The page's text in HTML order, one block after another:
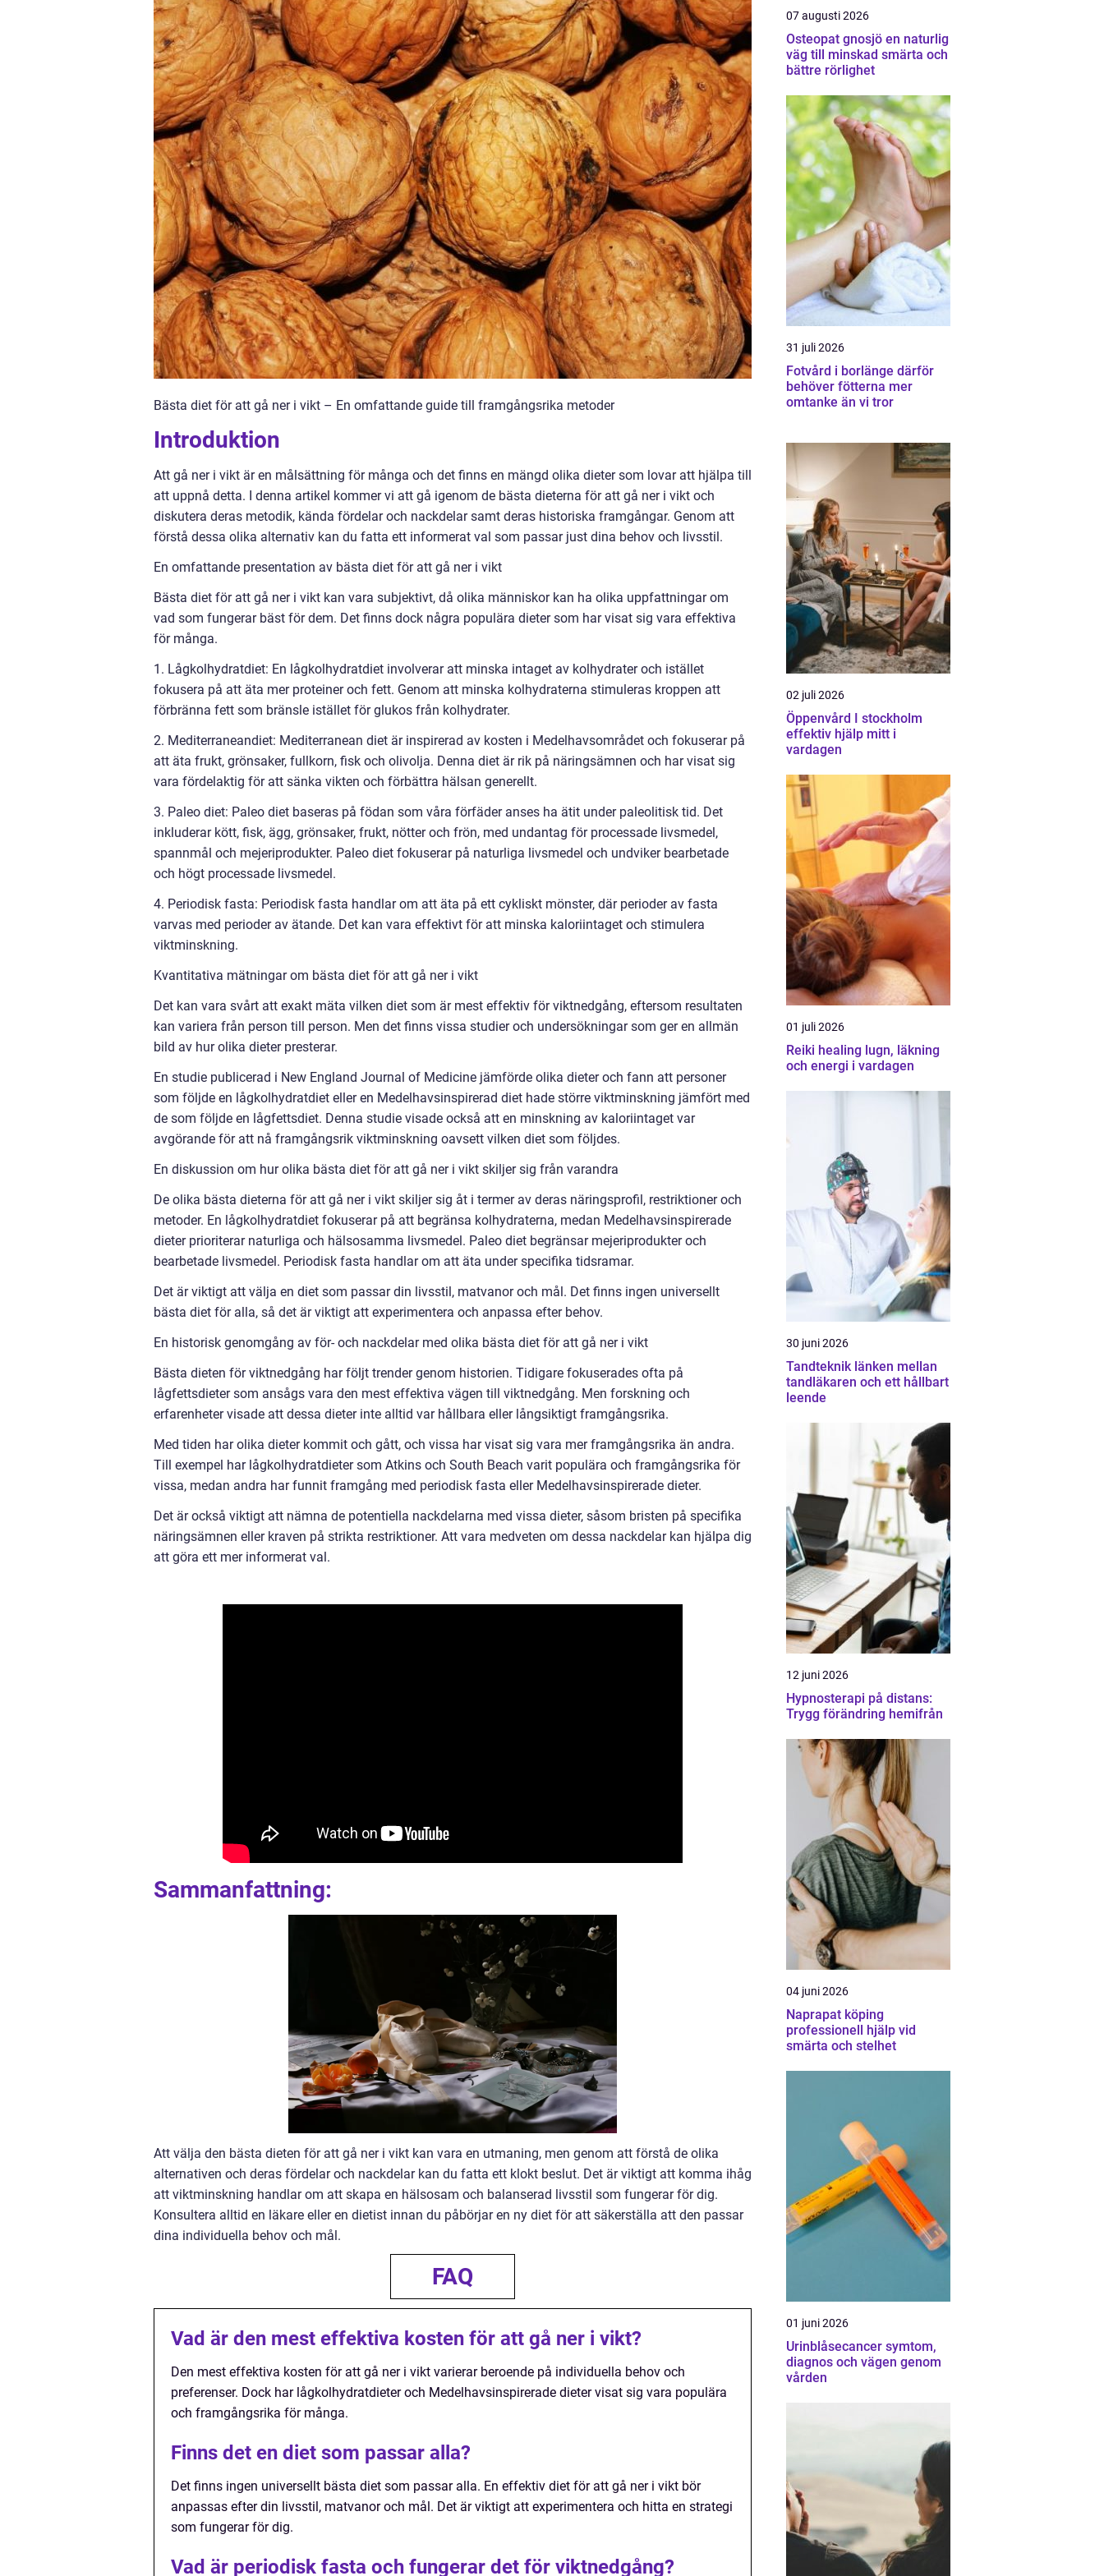
Bästa diet för att gå ner i vikt – En omfattande guide till framgångsrika metoder
Introduktion
Att gå ner i vikt är en målsättning för många och det finns en mängd olika dieter som lovar att hjälpa till
att uppnå detta. I denna artikel kommer vi att gå igenom de bästa dieterna för att gå ner i vikt och
diskutera deras metodik, kända fördelar och nackdelar samt deras historiska framgångar. Genom att
förstå dessa olika alternativ kan du fatta ett informerat val som passar just dina behov och livsstil.
En omfattande presentation av bästa diet för att gå ner i vikt
Bästa diet för att gå ner i vikt kan vara subjektivt, då olika människor kan ha olika uppfattningar om
vad som fungerar bäst för dem. Det finns dock några populära dieter som har visat sig vara effektiva
för många.
1. Lågkolhydratdiet: En lågkolhydratdiet involverar att minska intaget av kolhydrater och istället
fokusera på att äta mer proteiner och fett. Genom att minska kolhydraterna stimuleras kroppen att
förbränna fett som bränsle istället för glukos från kolhydrater.
2. Mediterraneandiet: Mediterranean diet är inspirerad av kosten i Medelhavsområdet och fokuserar på
att äta frukt, grönsaker, fullkorn, fisk och olivolja. Denna diet är rik på näringsämnen och har visat sig
vara fördelaktig för att sänka vikten och förbättra hälsan generellt.
3. Paleo diet: Paleo diet baseras på födan som våra förfäder anses ha ätit under paleolitisk tid. Det
inkluderar kött, fisk, ägg, grönsaker, frukt, nötter och frön, med undantag för processade livsmedel,
spannmål och mejeriprodukter. Paleo diet fokuserar på naturliga livsmedel och undviker bearbetade
och högt processade livsmedel.
4. Periodisk fasta: Periodisk fasta handlar om att äta på ett cykliskt mönster, där perioder av fasta
varvas med perioder av ätande. Det kan vara effektivt för att minska kaloriintaget och stimulera
viktminskning.
Kvantitativa mätningar om bästa diet för att gå ner i vikt
Det kan vara svårt att exakt mäta vilken diet som är mest effektiv för viktnedgång, eftersom resultaten
kan variera från person till person. Men det finns vissa studier och undersökningar som ger en allmän
bild av hur olika dieter presterar.
En studie publicerad i New England Journal of Medicine jämförde olika dieter och fann att personer
som följde en lågkolhydratdiet eller en Medelhavsinspirerad diet hade större viktminskning jämfört med
de som följde en lågfettsdiet. Denna studie visade också att en minskning av kaloriintaget var
avgörande för att nå framgångsrik viktminskning oavsett vilken diet som följdes.
En diskussion om hur olika bästa diet för att gå ner i vikt skiljer sig från varandra
De olika bästa dieterna för att gå ner i vikt skiljer sig åt i termer av deras näringsprofil, restriktioner och
metoder. En lågkolhydratdiet fokuserar på att begränsa kolhydraterna, medan Medelhavsinspirerade
dieter prioriterar naturliga och hälsosamma livsmedel. Paleo diet begränsar mejeriprodukter och
bearbetade livsmedel. Periodisk fasta handlar om att äta under specifika tidsramar.
Det är viktigt att välja en diet som passar din livsstil, matvanor och mål. Det finns ingen universellt
bästa diet för alla, så det är viktigt att experimentera och anpassa efter behov.
En historisk genomgång av för- och nackdelar med olika bästa diet för att gå ner i vikt
Bästa dieten för viktnedgång har följt trender genom historien. Tidigare fokuserades ofta på
lågfettsdieter som ansågs vara den mest effektiva vägen till viktnedgång. Men forskning och
erfarenheter visade att dessa dieter inte alltid var hållbara eller långsiktigt framgångsrika.
Med tiden har olika dieter kommit och gått, och vissa har visat sig vara mer framgångsrika än andra.
Till exempel har lågkolhydratdieter som Atkins och South Beach varit populära och framgångsrika för
vissa, medan andra har funnit framgång med periodisk fasta eller Medelhavsinspirerade dieter.
Det är också viktigt att nämna de potentiella nackdelarna med vissa dieter, såsom bristen på specifika
näringsämnen eller kraven på strikta restriktioner. Att vara medveten om dessa nackdelar kan hjälpa dig
att göra ett mer informerat val.
Sammanfattning:
Att välja den bästa dieten för att gå ner i vikt kan vara en utmaning, men genom att förstå de olika
alternativen och deras fördelar och nackdelar kan du fatta ett klokt beslut. Det är viktigt att komma ihåg
att viktminskning handlar om att skapa en hälsosam och balanserad livsstil som fungerar för dig.
Konsultera alltid en läkare eller en dietist innan du påbörjar en ny diet för att säkerställa att den passar
dina individuella behov och mål.
FAQ
Vad är den mest effektiva kosten för att gå ner i vikt?
Den mest effektiva kosten för att gå ner i vikt varierar beroende på individuella behov och
preferenser. Dock har lågkolhydratdieter och Medelhavsinspirerade dieter visat sig vara populära
och framgångsrika för många.
Finns det en diet som passar alla?
Det finns ingen universellt bästa diet som passar alla. En effektiv diet för att gå ner i vikt bör
anpassas efter din livsstil, matvanor och mål. Det är viktigt att experimentera och hitta en strategi
som fungerar för dig.
Vad är periodisk fasta och fungerar det för viktnedgång?
07 augusti 2026
Osteopat gnosjö en naturlig
väg till minskad smärta och
bättre rörlighet
31 juli 2026
Fotvård i borlänge därför
behöver fötterna mer
omtanke än vi tror
02 juli 2026
Öppenvård I stockholm
effektiv hjälp mitt i
vardagen
01 juli 2026
Reiki healing lugn, läkning
och energi i vardagen
30 juni 2026
Tandteknik länken mellan
tandläkaren och ett hållbart
leende
12 juni 2026
Hypnosterapi på distans:
Trygg förändring hemifrån
04 juni 2026
Naprapat köping
professionell hjälp vid
smärta och stelhet
01 juni 2026
Urinblåsecancer symtom,
diagnos och vägen genom
vården